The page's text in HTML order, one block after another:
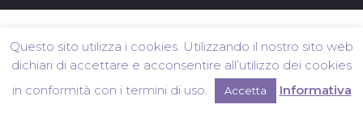
Questo sito utilizza i cookies. Utilizzando il nostro sito web
dichiari di accettare e acconsentire all’utilizzo dei cookies
in conformità con i termini di uso.
Accetta Informativa